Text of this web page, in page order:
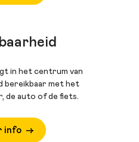
in het centrum van
bereikbaar met het
de auto of de fiets.
info